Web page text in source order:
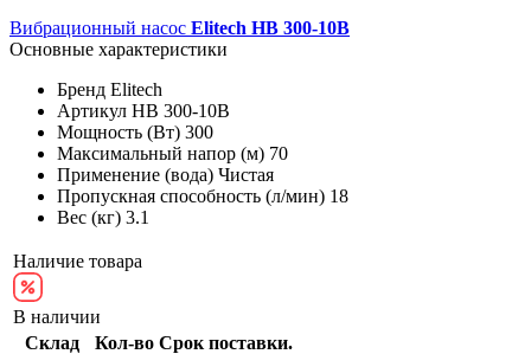
Вибрационный насос Elitech НВ 300-10В
Основные характеристики
Бренд Elitech
Артикул НВ 300-10В
Мощность (Вт) 300
Максимальный напор (м) 70
Применение (вода) Чистая
Пропускная способность (л/мин) 18
Вес (кг) 3.1
Наличие товара
В наличии
Склад
Кол-во Срок поставки.